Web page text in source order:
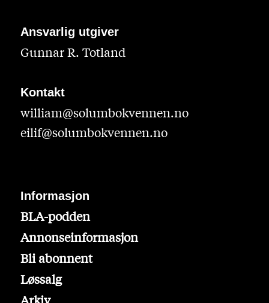
Ansvarlig utgiver
Gunnar R. Totland
Kontakt
william@solumbokvennen.no
eilif@solumbokvennen.no
Informasjon
BLA-podden
Annonseinformasjon
Bli abonnent
Løssalg
Arkiv